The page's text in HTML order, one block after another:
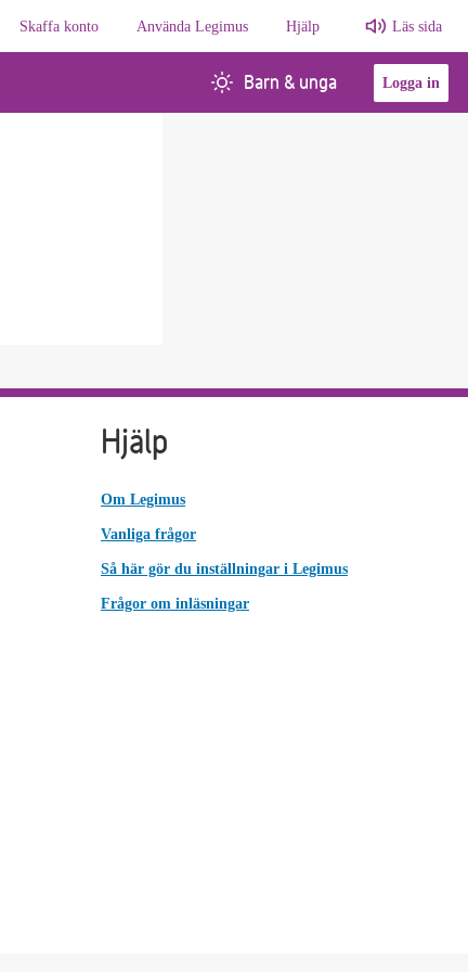
Skaffa konto Använda Legimus Hjälp Läs sida
Barn & unga Logga in
Hjälp
Om Legimus
Vanliga frågor
Så här gör du inställningar i Legimus
Frågor om inläsningar